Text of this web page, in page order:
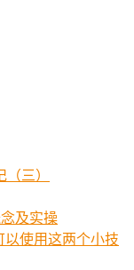
三）
及实操
以使用这两个小技